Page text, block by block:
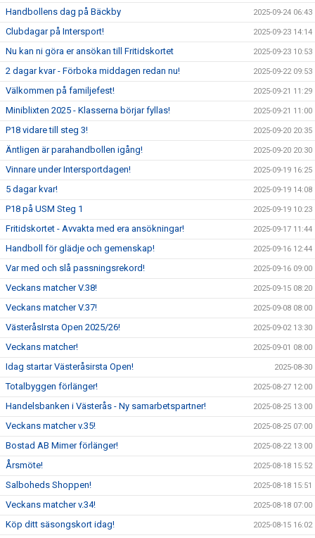
Handbollens dag på Bäckby 2025-09-24 06:43
Clubdagar på Intersport! 2025-09-23 14:14
Nu kan ni göra er ansökan till Fritidskortet 2025-09-23 10:53
2 dagar kvar - Förboka middagen redan nu! 2025-09-22 09:53
Välkommen på familjefest! 2025-09-21 11:29
Miniblixten 2025 - Klasserna börjar fyllas! 2025-09-21 11:00
P18 vidare till steg 3! 2025-09-20 20:35
Äntligen är parahandbollen igång! 2025-09-20 20:30
Vinnare under Intersportdagen! 2025-09-19 16:25
5 dagar kvar! 2025-09-19 14:08
P18 på USM Steg 1 2025-09-19 10:23
Fritidskortet - Avvakta med era ansökningar! 2025-09-17 11:44
Handboll för glädje och gemenskap! 2025-09-16 12:44
Var med och slå passningsrekord! 2025-09-16 09:00
Veckans matcher V.38! 2025-09-15 08:20
Veckans matcher V.37! 2025-09-08 08:00
VästeråsIrsta Open 2025/26! 2025-09-02 13:30
Veckans matcher! 2025-09-01 08:00
Idag startar Västeråsirsta Open! 2025-08-30
Totalbyggen förlänger! 2025-08-27 12:00
Handelsbanken i Västerås - Ny samarbetspartner! 2025-08-25 13:00
Veckans matcher v.35! 2025-08-25 07:00
Bostad AB Mimer förlänger! 2025-08-22 13:00
Årsmöte! 2025-08-18 15:52
Salboheds Shoppen! 2025-08-18 15:51
Veckans matcher v.34! 2025-08-18 07:00
Köp ditt säsongskort idag! 2025-08-15 16:02